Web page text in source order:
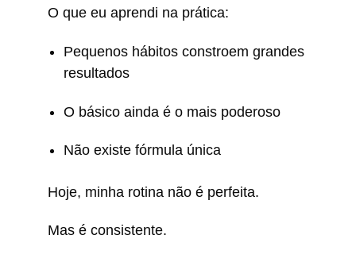
O que eu aprendi na prática:
Pequenos hábitos constroem grandes
resultados
O básico ainda é o mais poderoso
Não existe fórmula única
Hoje, minha rotina não é perfeita.
Mas é consistente.